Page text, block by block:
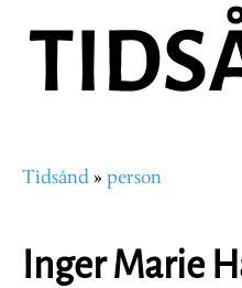
hovedinnhold
Navigasjonssti
Tidsånd person
Inger Marie